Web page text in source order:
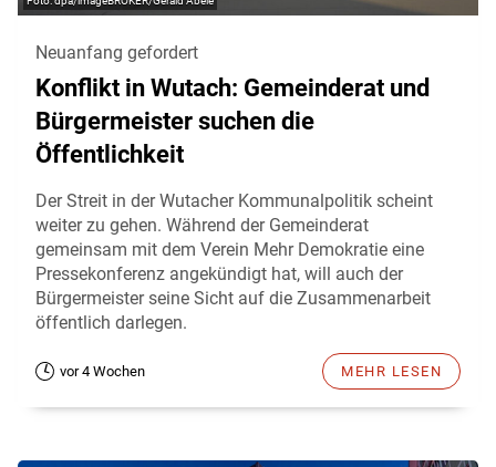
Neuanfang gefordert
Konflikt in Wutach: Gemeinderat und
Bürgermeister suchen die
Öffentlichkeit
Der Streit in der Wutacher Kommunalpolitik scheint
weiter zu gehen. Während der Gemeinderat
gemeinsam mit dem Verein Mehr Demokratie eine
Pressekonferenz angekündigt hat, will auch der
Bürgermeister seine Sicht auf die Zusammenarbeit
öffentlich darlegen.
vor 4 Wochen MEHR LESEN